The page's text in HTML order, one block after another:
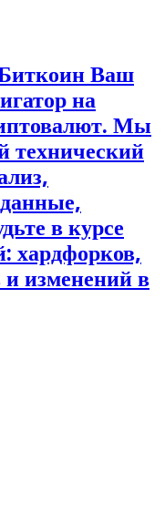
Ваш
на
Мы
технический
в курсе
хардфорков,
и изменений в